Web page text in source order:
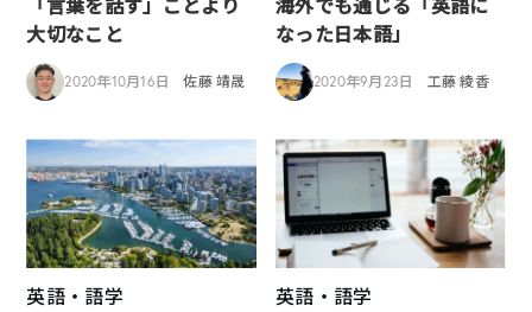
「言葉を話す」ことより
大切なこと
2020年10月16日 佐藤 靖晟
海外でも通じる「英語に
なった日本語」
2020年9月23日 工藤 綾香
英語・語学
英語・語学